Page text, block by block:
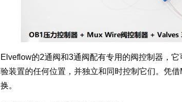
Elveflow的2通阀和3通阀配有专用的阀控制器，
验装置的任何位置，并独立和同时控制它们。凭
换。